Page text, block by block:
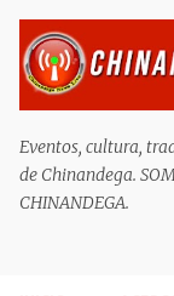
Eventos, cultura,
de Chinandega.
CHINANDEGA.